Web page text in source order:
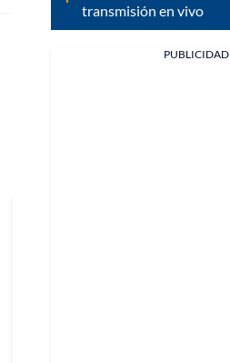
transmisión en vivo
PUBLICIDAD